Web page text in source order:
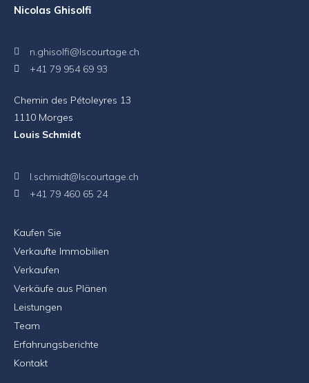
Nicolas Ghisolfi
n.ghisolfi@lscourtage.ch
+41 79 954 69 93
Chemin des Pétoleyres 13
1110 Morges
Louis Schmidt
l.schmidt@lscourtage.ch
+41 79 460 65 24
Kaufen Sie
Verkaufte Immobilien
Verkaufen
Verkäufe aus Plänen
Leistungen
Team
Erfahrungsberichte
Kontakt